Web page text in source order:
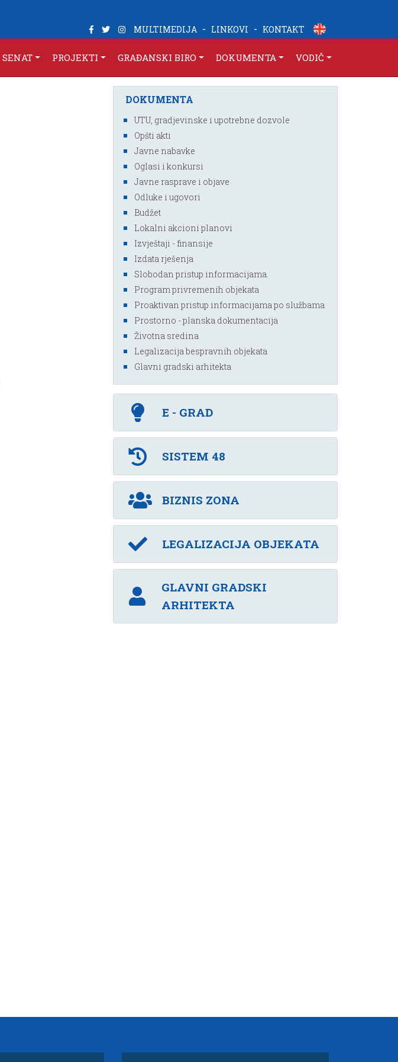
MULTIMEDIJA - LINKOVI - KONTAKT
SENAT PROJEKTI GRAĐANSKI BIRO DOKUMENTA VODIČ
DOKUMENTA
UTU, gradjevinske i upotrebne dozvole
Opšti akti
Javne nabavke
Oglasi i konkursi
Javne rasprave i objave
Odluke i ugovori
Budžet
Lokalni akcioni planovi
Izvještaji - finansije
Izdata rješenja
Slobodan pristup informacijama.
Program privremenih objekata
Proaktivan pristup informacijama po službama
Prostorno - planska dokumentacija
Životna sredina
Legalizacija bespravnih objekata
Glavni gradski arhitekta
E - GRAD
SISTEM 48
BIZNIS ZONA
LEGALIZACIJA OBJEKATA
GLAVNI GRADSKI
ARHITEKTA